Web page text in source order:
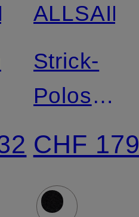
Strick-
Poloshirt
CHF